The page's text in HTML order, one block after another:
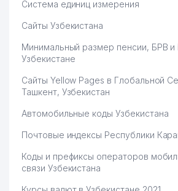
ОРГАНИЗАЦИЙ
64 FOTOEFFEKT ООО
PAXTASANOAT ILMIY MARKAZI
АО
Система единиц измерения
Сайты Узбекистана
Минимальный размер пенсии, БРВ
Узбекистане
Сайты Yellow Pages в Глобальной
Ташкент, Узбекистан
Автомобильные коды Узбекистана
Почтовые индексы Республики
Коды и префиксы операторов
связи Узбекистана